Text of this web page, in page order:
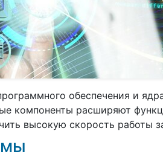
обеспечения и
компоненты расширяют
высокую скорость работы